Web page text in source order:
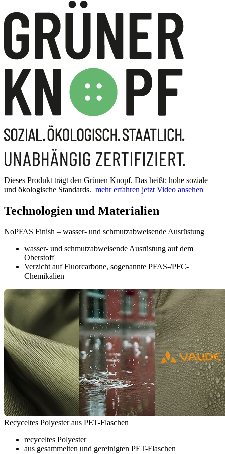
Dieses Produkt trägt den Grünen Knopf. Das heißt: hohe soziale
und ökologische Standards. mehr erfahren jetzt Video ansehen
Technologien und Materialien
NoPFAS Finish – wasser- und schmutzabweisende Ausrüstung
wasser- und schmutzabweisende Ausrüstung auf dem
Oberstoff
Verzicht auf Fluorcarbone, sogenannte PFAS-/PFC-
Chemikalien
Recyceltes Polyester aus PET-Flaschen
recyceltes Polyester
aus gesammelten und gereinigten PET-Flaschen